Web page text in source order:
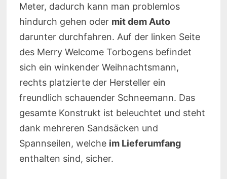
Meter, dadurch kann man problemlos
hindurch gehen oder mit dem Auto
darunter durchfahren. Auf der linken Seite
des Merry Welcome Torbogens befindet
sich ein winkender Weihnachtsmann,
rechts platzierte der Hersteller ein
freundlich schauender Schneemann. Das
gesamte Konstrukt ist beleuchtet und steht
dank mehreren Sandsäcken und
Spannseilen, welche im Lieferumfang
enthalten sind, sicher.